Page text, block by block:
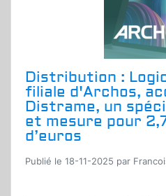
Distribution :
filiale d'Archos,
Distrame, un
et mesure pour
d’euros
Publié le 18-11-2025 par